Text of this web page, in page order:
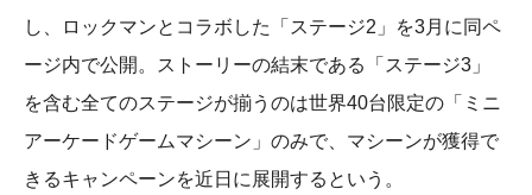
し、ロックマンとコラボした「ステージ2」を3月に同ペ
ージ内で公開。ストーリーの結末である「ステージ3」
を含む全てのステージが揃うのは世界40台限定の「ミニ
アーケードゲームマシーン」のみで、マシーンが獲得で
きるキャンペーンを近日に展開するという。